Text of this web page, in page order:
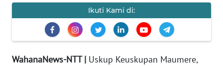
Ikuti Kami di:
WahanaNews-NTT | Uskup Keuskupan Maumere,
KAMI